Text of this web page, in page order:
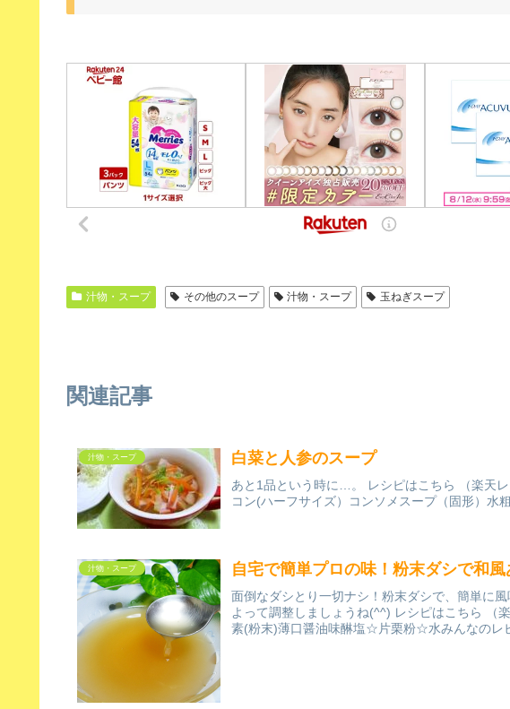
汁物・スープ その他のスープ 汁物・スープ 玉ねぎスープ
関連記事
汁物・スープ 白菜と人参のスープ
あと1品という時に…。 レシピはこちら （楽天
コン(ハーフサイズ）コンソメスープ（固形）水
汁物・スープ 自宅で簡単プロの味！粉末ダシで和
面倒なダシとり一切ナシ！粉末ダシで、簡単に
よって調整しましょうね(^^) レシピはこちら （
素(粉末)薄口醤油味醂塩☆片栗粉☆水みんなのレ